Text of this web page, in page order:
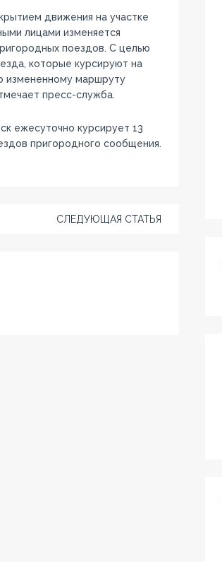
движения на участке
лицами изменяется
поездов. С целью
которые курсируют на
измененному маршруту
пресс-служба.
ежесуточно курсирует 13
пригородного сообщения.
СЛЕДУЮЩАЯ СТАТЬЯ